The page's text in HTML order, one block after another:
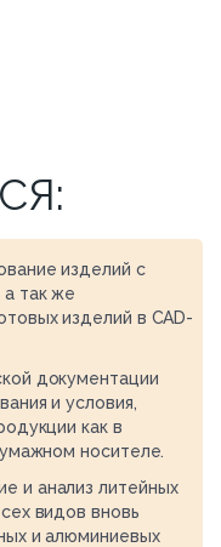
изделий с
а так же
изделий в CAD-
документации
и условия,
как в
носителе.
и анализ литейных
видов вновь
и алюминиевых